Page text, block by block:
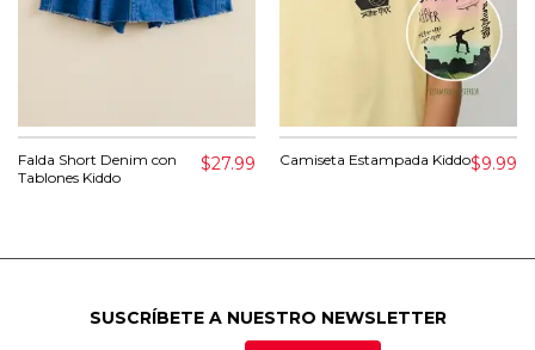
Falda Short Denim con
Tablones Kiddo
$27.99 Camiseta Estampada Kiddo$9.99
SUSCRÍBETE A NUESTRO NEWSLETTER